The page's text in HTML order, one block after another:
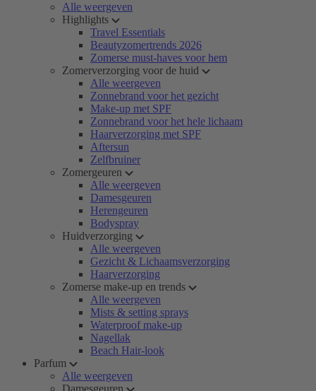
Alle weergeven
Highlights
Travel Essentials
Beautyzomertrends 2026
Zomerse must-haves voor hem
Zomerverzorging voor de huid
Alle weergeven
Zonnebrand voor het gezicht
Make-up met SPF
Zonnebrand voor het hele lichaam
Haarverzorging met SPF
Aftersun
Zelfbruiner
Zomergeuren
Alle weergeven
Damesgeuren
Herengeuren
Bodyspray
Huidverzorging
Alle weergeven
Gezicht & Lichaamsverzorging
Haarverzorging
Zomerse make-up en trends
Alle weergeven
Mists & setting sprays
Waterproof make-up
Nagellak
Beach Hair-look
Parfum
Alle weergeven
Damesgeuren